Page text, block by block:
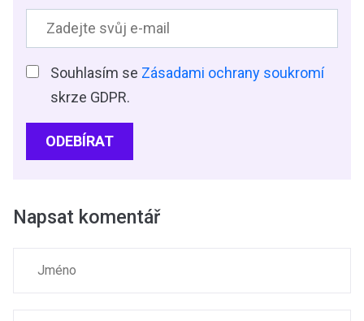
Souhlasím se Zásadami ochrany soukromí
skrze GDPR.
ODEBÍRAT
Napsat komentář